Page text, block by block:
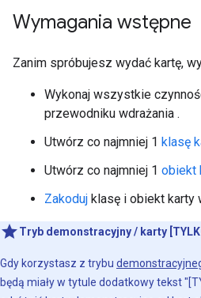
Wymagania wstępne
Zanim spróbujesz wydać kartę,
Wykonaj wszystkie
przewodniku wdrażania .
Utwórz co najmniej 1 klasę
Utwórz co najmniej 1 obiekt
Zakoduj klasę i obiekt karty
Tryb demonstracyjny / karty
Gdy korzystasz z trybu
będą miały w tytule dodatkowy tekst